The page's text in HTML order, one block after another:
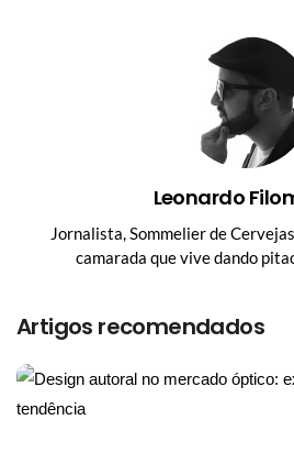
Leonardo
Jornalista, Sommelier de
camarada que vive dando
Artigos recomendados